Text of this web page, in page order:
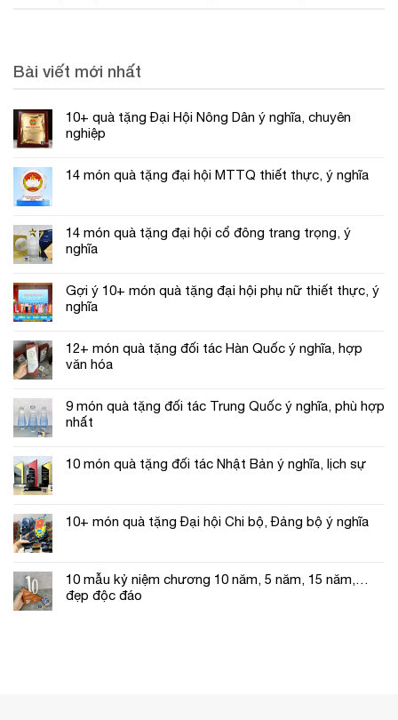
Bài viết mới nhất
10+ quà tặng Đại Hội Nông Dân ý nghĩa, chuyên
nghiệp
14 món quà tặng đại hội MTTQ thiết thực, ý nghĩa
14 món quà tặng đại hội cổ đông trang trọng, ý
nghĩa
Gợi ý 10+ món quà tặng đại hội phụ nữ thiết thực, ý
nghĩa
12+ món quà tặng đối tác Hàn Quốc ý nghĩa, hợp
văn hóa
9 món quà tặng đối tác Trung Quốc ý nghĩa, phù hợp
nhất
10 món quà tặng đối tác Nhật Bản ý nghĩa, lịch sự
10+ món quà tặng Đại hội Chi bộ, Đảng bộ ý nghĩa
10 mẫu kỷ niệm chương 10 năm, 5 năm, 15 năm,…
đẹp độc đáo